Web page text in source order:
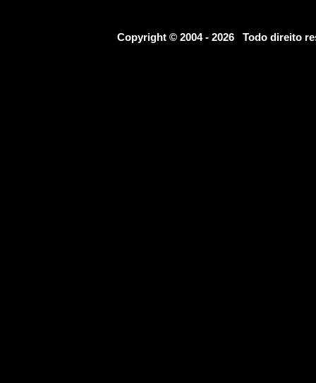
Copyright © 2004 - 2026 Todo direito